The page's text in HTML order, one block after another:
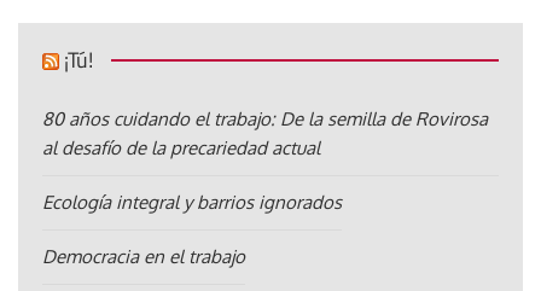
¡Tú!
80 años cuidando el trabajo: De la semilla de Rovirosa
al desafío de la precariedad actual
Ecología integral y barrios ignorados
Democracia en el trabajo